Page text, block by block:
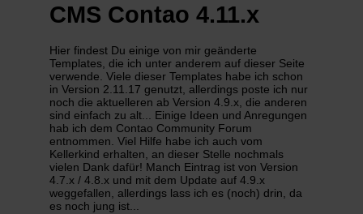
CMS Contao 4.11.x
Hier findest Du einige von mir geänderte
Templates, die ich unter anderem auf dieser Seite
verwende. Viele dieser Templates habe ich schon
in Version 2.11.17 genutzt, allerdings poste ich nur
noch die aktuelleren ab Version 4.9.x, die anderen
sind einfach zu alt... Einige Ideen und Anregungen
hab ich dem Contao Community Forum
entnommen. Viel Hilfe habe ich auch vom
Kellerkind erhalten, an dieser Stelle nochmals
vielen Dank dafür! Manch Eintrag ist von Version
4.7.x / 4.8.x und mit dem Update auf 4.9.x
weggefallen, allerdings lass ich es (noch) drin, da
es noch jung ist...